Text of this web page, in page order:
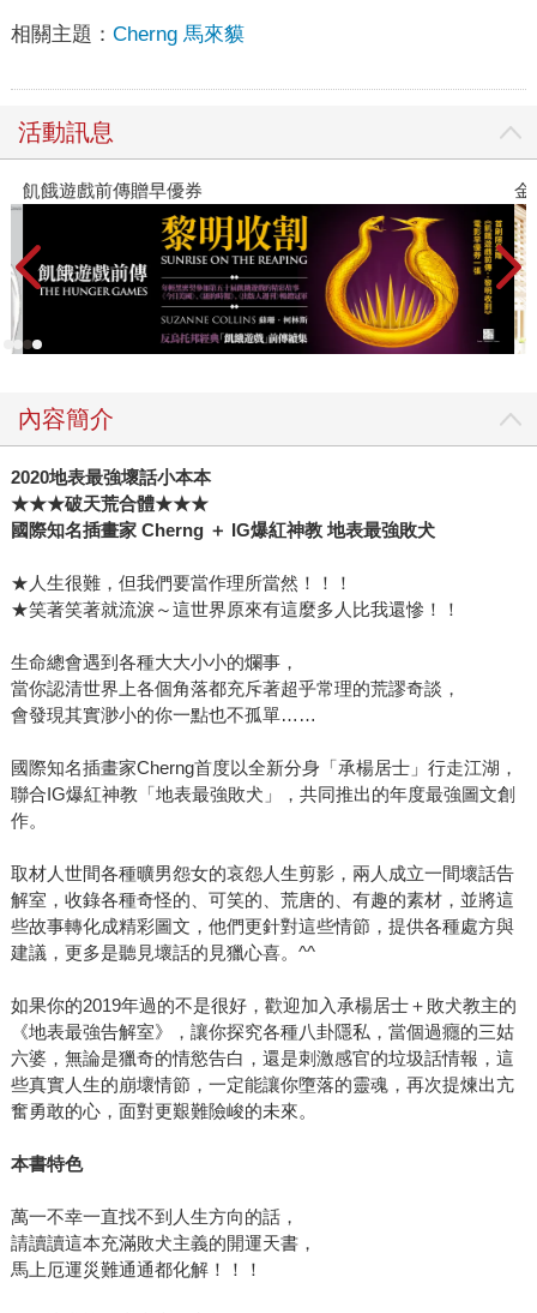
相關主題： Cherng 馬來貘
活動訊息
飢餓遊戲前傳贈早優券 金
內容簡介
2020地表最強壞話小本本
★★★破天荒合體★★★
國際知名插畫家 Cherng ＋ IG爆紅神教 地表最強敗犬
★人生很難，但我們要當作理所當然！！！
★笑著笑著就流淚～這世界原來有這麼多人比我還慘！！
生命總會遇到各種大大小小的爛事，
當你認清世界上各個角落都充斥著超乎常理的荒謬奇談，
會發現其實渺小的你一點也不孤單……
國際知名插畫家Cherng首度以全新分身「承楊居士」行走江湖，
聯合IG爆紅神教「地表最強敗犬」，共同推出的年度最強圖文創
作。
取材人世間各種曠男怨女的哀怨人生剪影，兩人成立一間壞話告
解室，收錄各種奇怪的、可笑的、荒唐的、有趣的素材，並將這
些故事轉化成精彩圖文，他們更針對這些情節，提供各種處方與
建議，更多是聽見壞話的見獵心喜。^^
如果你的2019年過的不是很好，歡迎加入承楊居士＋敗犬教主的
《地表最強告解室》，讓你探究各種八卦隱私，當個過癮的三姑
六婆，無論是獵奇的情慾告白，還是刺激感官的垃圾話情報，這
些真實人生的崩壞情節，一定能讓你墮落的靈魂，再次提煉出亢
奮勇敢的心，面對更艱難險峻的未來。
本書特色
萬一不幸一直找不到人生方向的話，
請讀讀這本充滿敗犬主義的開運天書，
馬上厄運災難通通都化解！！！